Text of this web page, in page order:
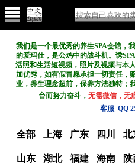
我们是一个最优秀的养生SPA会馆，
的爱玛仕，是公鸡中的战斗机。诱
活照和生活短视频，照片及视频与本
加优秀，如有假冒愿承担一切责任，
业，养生理念超前，保养方法独特；
台而努力奋斗，无需微信，无
客服 QQ
全部 上海 广东 四川 北
山东 湖北 福建 海南 陕